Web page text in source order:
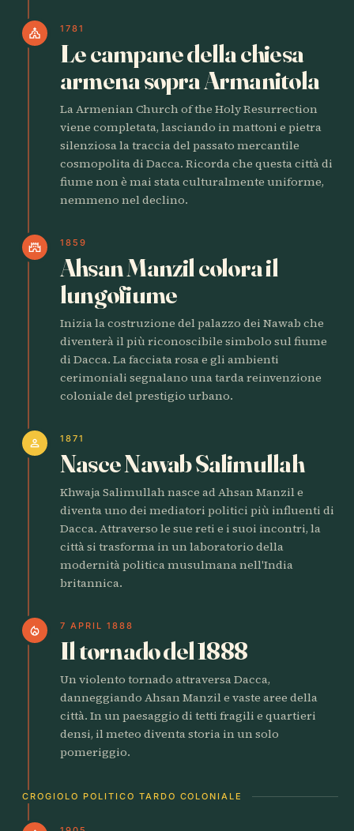
church 1781
Le campane della chiesa
armena sopra Armanitola
La Armenian Church of the Holy Resurrection
viene completata, lasciando in mattoni e pietra
silenziosa la traccia del passato mercantile
cosmopolita di Dacca. Ricorda che questa città di
fiume non è mai stata culturalmente uniforme,
nemmeno nel declino.
castle 1859
Ahsan Manzil colora il
lungofiume
Inizia la costruzione del palazzo dei Nawab che
diventerà il più riconoscibile simbolo sul fiume
di Dacca. La facciata rosa e gli ambienti
cerimoniali segnalano una tarda reinvenzione
coloniale del prestigio urbano.
person 1871
Nasce Nawab Salimullah
Khwaja Salimullah nasce ad Ahsan Manzil e
diventa uno dei mediatori politici più influenti di
Dacca. Attraverso le sue reti e i suoi incontri, la
città si trasforma in un laboratorio della
modernità politica musulmana nell'India
britannica.
local_fire_department 7 APRIL 1888
Il tornado del 1888
Un violento tornado attraversa Dacca,
danneggiando Ahsan Manzil e vaste aree della
città. In un paesaggio di tetti fragili e quartieri
densi, il meteo diventa storia in un solo
pomeriggio.
CROGIOLO POLITICO TARDO COLONIALE